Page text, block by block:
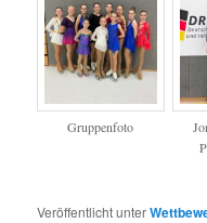
Gruppenfoto
Veröffentlicht unter